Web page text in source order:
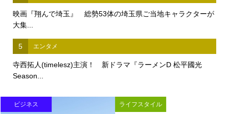
映画『翔んで埼玉』 総勢53体の埼玉県ご当地キャラクターが
大集...
5 エンタメ
寺西拓人(timelesz)主演！ 新ドラマ『ラーメンD 松平國光
Season...
ビジネス ライフスタイル